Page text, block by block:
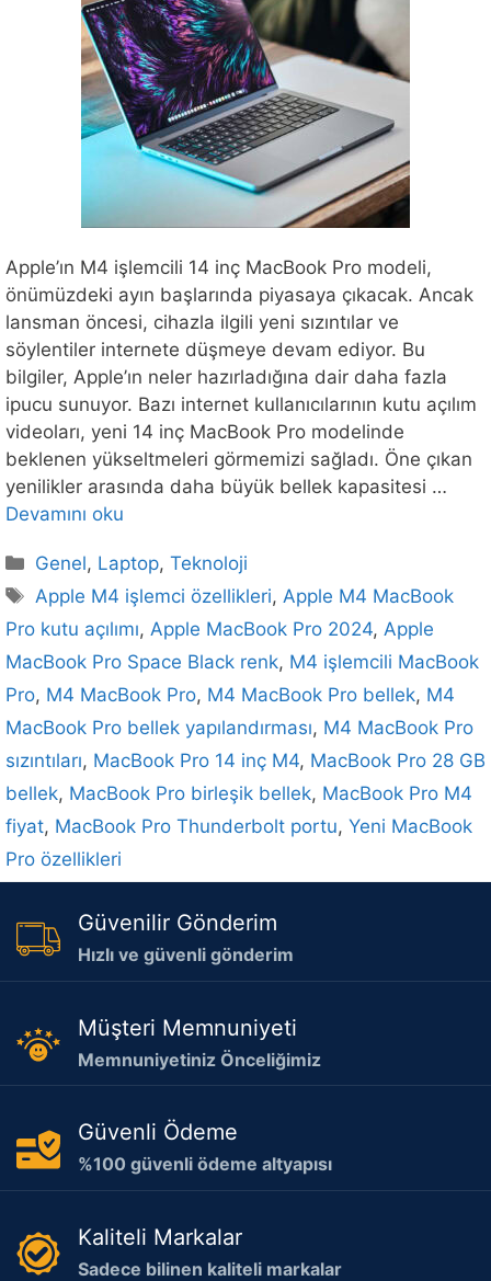
Apple’ın M4 işlemcili 14 inç MacBook Pro modeli,
önümüzdeki ayın başlarında piyasaya çıkacak. Ancak
lansman öncesi, cihazla ilgili yeni sızıntılar ve
söylentiler internete düşmeye devam ediyor. Bu
bilgiler, Apple’ın neler hazırladığına dair daha fazla
ipucu sunuyor. Bazı internet kullanıcılarının kutu açılım
videoları, yeni 14 inç MacBook Pro modelinde
beklenen yükseltmeleri görmemizi sağladı. Öne çıkan
yenilikler arasında daha büyük bellek kapasitesi …
Devamını oku
Kategoriler
Genel, Laptop,Teknoloji
Etiketler
Apple M4 işlemci özellikleri,Apple M4 MacBook
Pro kutu açılımı, Apple MacBook Pro 2024, Apple
MacBook Pro Space Black renk, M4 işlemcili MacBook
Pro, M4 MacBook Pro, M4 MacBook Pro bellek, M4
MacBook Pro bellek yapılandırması, M4 MacBook Pro
sızıntıları, MacBook Pro 14 inç M4, MacBook Pro 28 GB
bellek, MacBook Pro birleşik bellek, MacBook Pro M4
fiyat, MacBook Pro Thunderbolt portu, Yeni MacBook
Pro özellikleri
Güvenilir Gönderim
Hızlı ve güvenli gönderim
Müşteri Memnuniyeti
Memnuniyetiniz Önceliğimiz
Güvenli Ödeme
%100 güvenli ödeme altyapısı
Kaliteli Markalar
Sadece bilinen kaliteli markalar